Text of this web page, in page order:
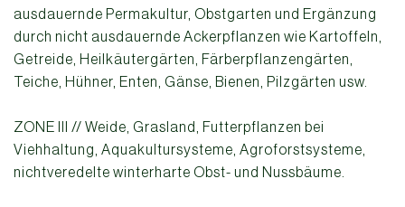
ausdauernde Permakultur, Obstgarten und Ergänzung
durch nicht ausdauernde Ackerpflanzen wie Kartoffeln,
Getreide, Heilkäutergärten, Färberpflanzengärten,
Teiche, Hühner, Enten, Gänse, Bienen, Pilzgärten usw.
ZONE III // Weide, Grasland, Futterpflanzen bei
Viehhaltung, Aquakultursysteme, Agroforstsysteme,
nichtveredelte winterharte Obst- und Nussbäume.